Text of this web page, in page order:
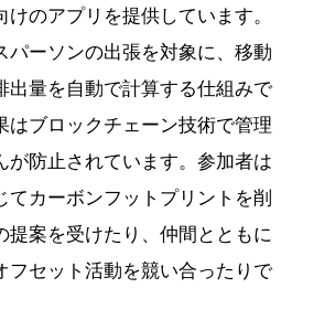
けのアプリを提供しています。
パーソンの出張を対象に、移動
出量を自動で計算する仕組みで
はブロックチェーン技術で管理
が防止されています。参加者は
てカーボンフットプリントを削
提案を受けたり、仲間とともに
フセット活動を競い合ったりで